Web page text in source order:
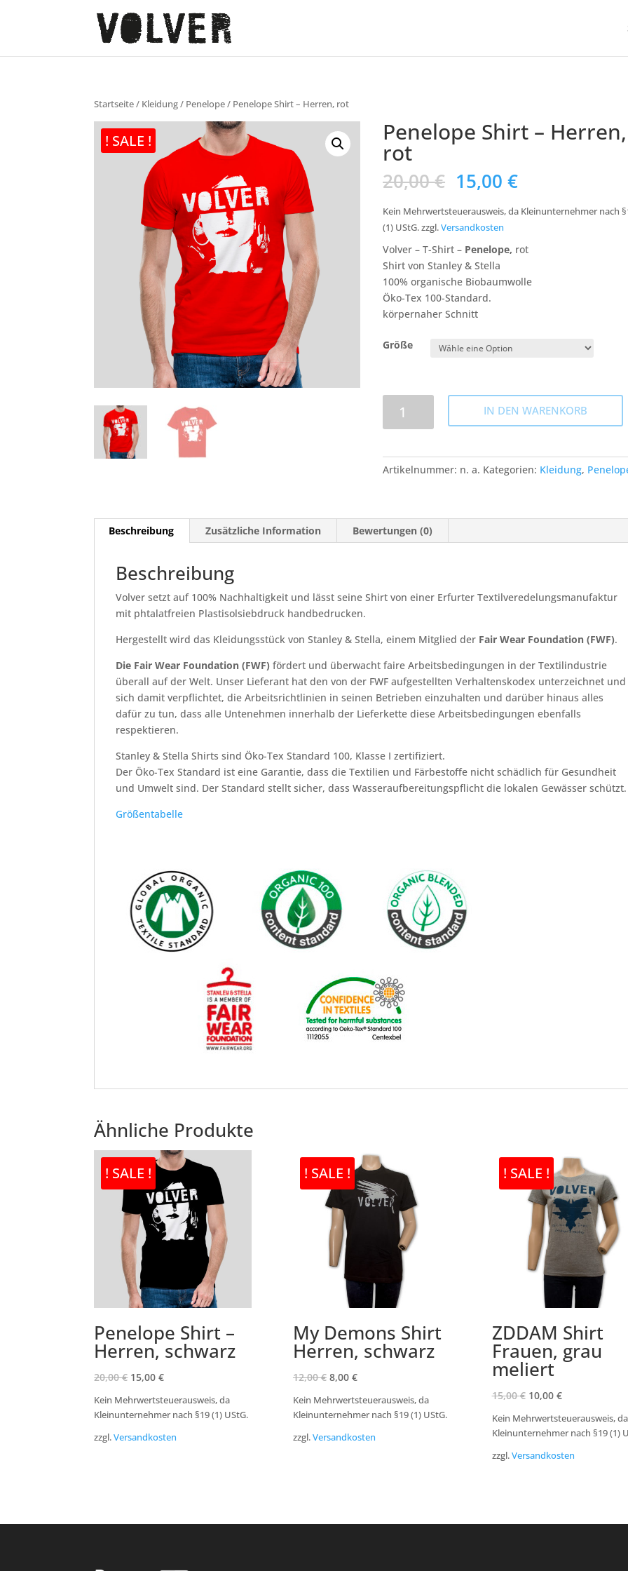
Startseite/ Kleidung/ Penelope/ Penelope Shirt – Herren, rot
Penelope Shirt – Herren,
rot
20,00€ 15,00€
Kein Mehrwertsteuerausweis, da Kleinunternehmer nach
(1) UStG.zzgl.Versandkosten
Volver – T-Shirt – Penelope, rot
Shirt von Stanley & Stella
100% organische Biobaumwolle
Öko-Tex 100-Standard.
körpernaher Schnitt
Größe
Shirt
rot
IN DEN WARENKORB
Artikelnummer: n. a. Kategorien: Kleidung,
Beschreibung Zusätzliche Information Bewertungen (0)
Beschreibung
Volver setzt auf 100% Nachhaltigkeit und lässt seine Shirt von einer Erfurter Textilveredelungsmanufaktur
mit phtalatfreien Plastisolsiebdruck handbedrucken.
Hergestellt wird das Kleidungsstück von Stanley & Stella, einem Mitglied der Fair Wear Foundation (FWF).
Die Fair Wear Foundation (FWF) fördert und überwacht faire Arbeitsbedingungen in der Textilindustrie
überall auf der Welt. Unser Lieferant hat den von der FWF aufgestellten Verhaltenskodex unterzeichnet und
sich damit verpflichtet, die Arbeitsrichtlinien in seinen Betrieben einzuhalten und darüber hinaus alles
dafür zu tun, dass alle Untenehmen innerhalb der Lieferkette diese Arbeitsbedingungen ebenfalls
respektieren.
Stanley & Stella Shirts sind Öko-Tex Standard 100, Klasse I zertifiziert.
Der Öko-Tex Standard ist eine Garantie, dass die Textilien und Färbestoffe nicht schädlich für Gesundheit
und Umwelt sind. Der Standard stellt sicher, dass Wasseraufbereitungspflicht die lokalen Gewässer schützt.
Größentabelle
Ähnliche Produkte
Penelope Shirt –
Herren, schwarz
20,00€ 15,00€
Kein Mehrwertsteuerausweis, da
Kleinunternehmer nach §19 (1) UStG.
zzgl.Versandkosten
My Demons Shirt
Herren, schwarz
12,00€ 8,00 €
Kein Mehrwertsteuerausweis, da
Kleinunternehmer nach §19 (1) UStG.
zzgl.Versandkosten
ZDDAM Shirt
Frauen, grau
meliert
15,00€ 10,00 €
Kein Mehrwertsteuerausweis, da
Kleinunternehmer nach §19 (1)
zzgl.Versandkosten